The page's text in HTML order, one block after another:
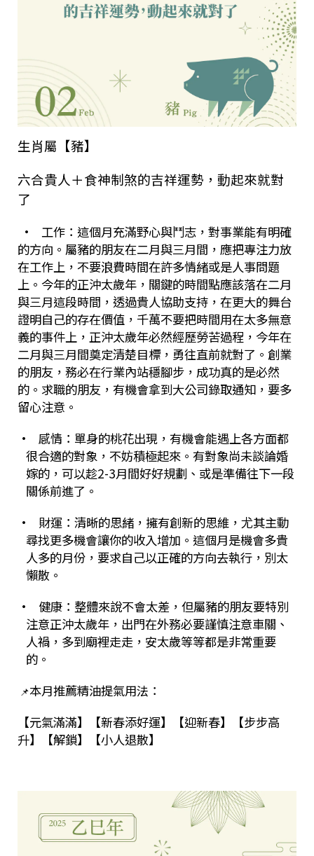
生肖屬【豬】
六合貴人＋食神制煞的吉祥運勢，動起來就對
了
• 工作：這個月充滿野心與鬥志，對事業能有明確
的方向。屬豬的朋友在二月與三月間，應把專注力放
在工作上，不要浪費時間在許多情緒或是人事問題
上。今年的正沖太歲年，關鍵的時間點應該落在二月
與三月這段時間，透過貴人協助支持，在更大的舞台
證明自己的存在價值，千萬不要把時間用在太多無意
義的事件上，正沖太歲年必然經歷勞苦過程，今年在
二月與三月間奠定清楚目標，勇往直前就對了。創業
的朋友，務必在行業內站穩腳步，成功真的是必然
的。求職的朋友，有機會拿到大公司錄取通知，要多
留心注意。
• 感情：單身的桃花出現，有機會能遇上各方面都
很合適的對象，不妨積極起來。有對象尚未談論婚
嫁的，可以趁2-3月間好好規劃、或是準備往下一段
關係前進了。
• 財運：清晰的思緒，擁有創新的思維，尤其主動
尋找更多機會讓你的收入增加。這個月是機會多貴
人多的月份，要求自己以正確的方向去執行，別太
懶散。
• 健康：整體來說不會太差，但屬豬的朋友要特別
注意正沖太歲年，出門在外務必要謹慎注意車關、
人禍，多到廟裡走走，安太歲等等都是非常重要
的。
📌本月推薦精油提氣用法：
【元氣滿滿】【新春添好運】【迎新春】【步步高
升】【解鎖】【小人退散】